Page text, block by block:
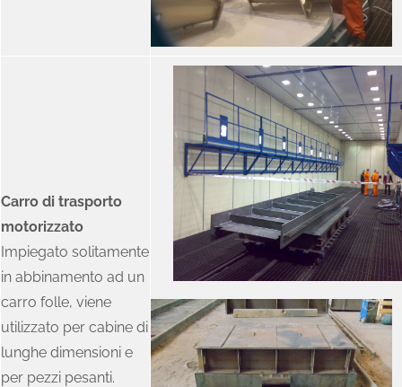
Carro di trasporto
motorizzato
Impiegato solitamente
in abbinamento ad un
carro folle, viene
utilizzato per cabine di
lunghe dimensioni e
per pezzi pesanti.